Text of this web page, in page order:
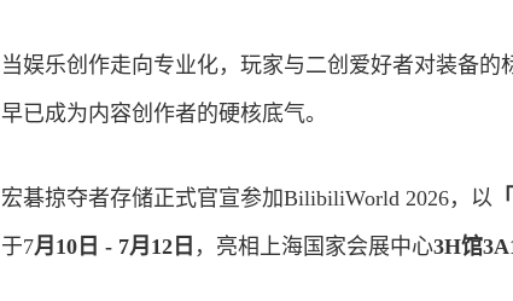
当娱乐创作走向专业化，玩家与二创爱好者对装备
早已成为内容创作者的硬核底气。
宏碁掠夺者存储正式官宣参加BilibiliWorld 2026，以
于7月10日 - 7月12日 ，亮相上海国家会展中心3H馆